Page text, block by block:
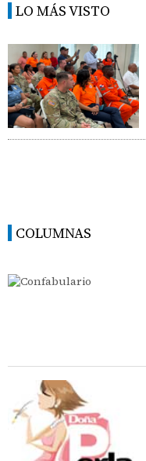
LO MÁS VISTO
COLUMNAS